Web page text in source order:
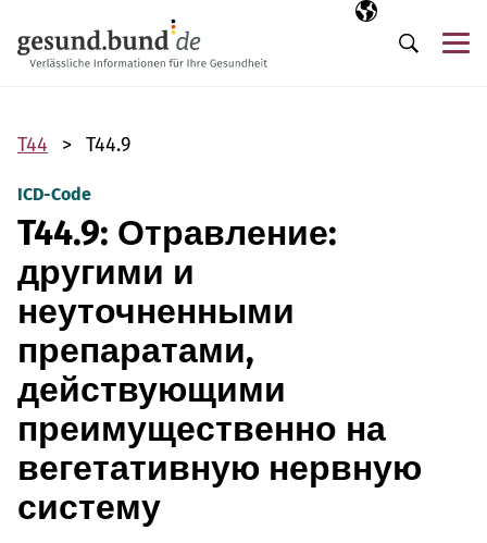
Выбранный
RU
Поиск
T44 T44.9
ICD-Code
T44.9: Отравление:
другими и
неуточненными
препаратами,
действующими
преимущественно на
вегетативную нервную
систему